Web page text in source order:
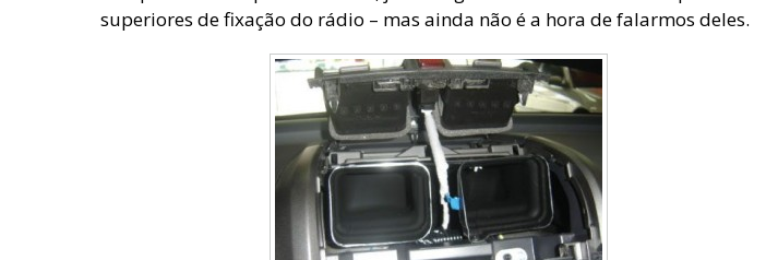
superiores de fixação do rádio – mas ainda não é a hora de falarmos deles.